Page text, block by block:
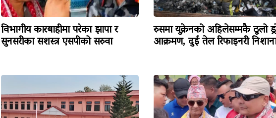
विभागीय कारबाहीमा परेका झापा र
सुनसरीका सशस्त्र एसपीको सरुवा
रुसमा युक्रेनको अहिलेसम्मकै ठूलो
आक्रमण, दुई तेल रिफाइनरी